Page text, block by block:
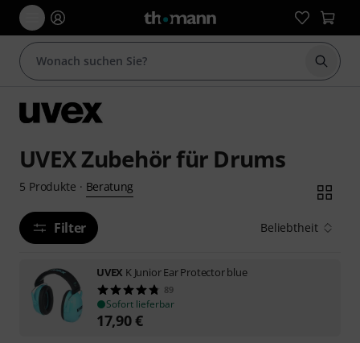
Suche
UVEX Zubehör für Drums
5 Produkte · Beratung
Filter Beliebtheit
UVEX K Junior Ear Protector blue
89
Sofort lieferbar
17,90€